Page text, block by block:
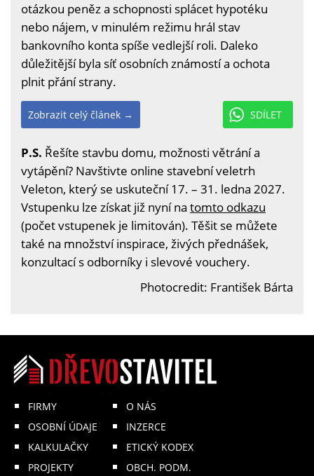
otázkou peněz a schopnosti splácet hypotéku
nebo nájem, v minulém režimu hrál stav
bankovního konta spíše vedlejší roli. Daleko
důležitější byla síť osobních známostí a ochota
plnit přání strany.
SDÍLET
Zobrazit celý článek →
P.S. Řešíte stavbu domu, možnosti větrání a
vytápění? Navštivte online stavební veletrh
Veleton, který se uskuteční 17. – 31. ledna 2027.
Vstupenku lze získat již nyní na tomto odkazu
(počet vstupenek je limitován). Těšit se můžete
také na množství inspirace, živých přednášek,
konzultací s odborníky i slevové vouchery.
Photocredit: František Bárta
FIRMY
OSOBNÍ ÚDAJE
KALKULAČKY
PROJEKTY
O NÁS
INZERCE
ETICKÝ KODEX
OBCH. PODM.